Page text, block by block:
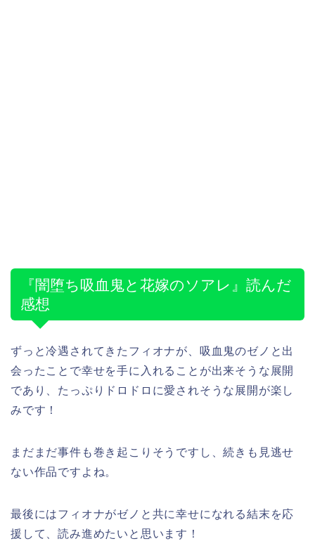
『闇堕ち吸血鬼と花嫁のソアレ』読んだ
感想
ずっと冷遇されてきたフィオナが、吸血鬼のゼノと出
会ったことで幸せを手に入れることが出来そうな展開
であり、たっぷりドロドロに愛されそうな展開が楽し
みです！
まだまだ事件も巻き起こりそうですし、続きも見逃せ
ない作品ですよね。
最後にはフィオナがゼノと共に幸せになれる結末を応
援して、読み進めたいと思います！